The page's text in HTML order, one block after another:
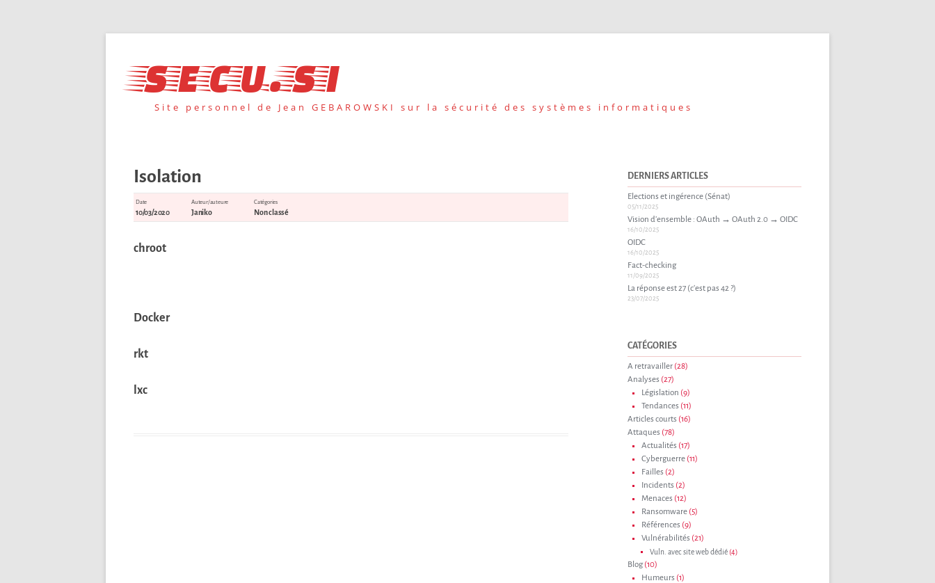
Aller
secu.si
Site personnel de Jean GEBAROWSKI sur la sécurité des systèmes informatiques
Isolation
Date Auteur/auteure Catégories
10/03/2020 Janiko Non classé
chroot
Docker
rkt
lxc
DERNIERS ARTICLES
Elections et ingérence (Sénat)
05/11/2025
Vision d’ensemble : OAuth → OAuth 2.0 → OIDC
16/10/2025
OIDC
16/10/2025
Fact-checking
11/09/2025
La réponse est 27 (c’est pas 42 ?)
23/07/2025
CATÉGORIES
A retravailler (28)
Analyses (27)
Législation (9)
Tendances (11)
Articles courts (16)
Attaques (78)
Actualités (17)
Cyberguerre (11)
Failles (2)
Incidents (2)
Menaces (12)
Ransomware (5)
Références (9)
Vulnérabilités (21)
Vuln. avec site web dédié (4)
Blog(10)
Humeurs (1)